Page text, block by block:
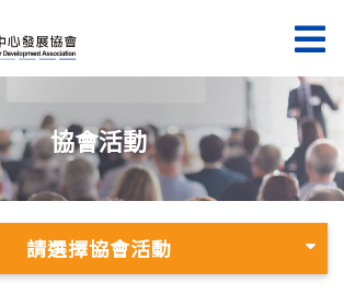
協會活動
請選擇協會活動